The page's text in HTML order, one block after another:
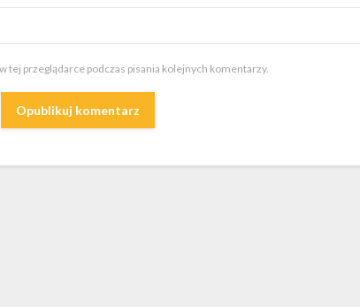
tej przeglądarce podczas pisania kolejnych komentarzy.